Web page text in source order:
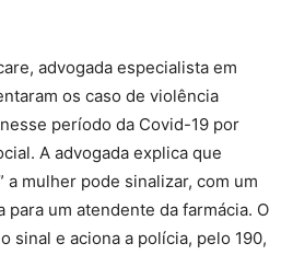
advogada especialista em
os caso de violência
período da Covid-19 por
A advogada explica que
a mulher pode sinalizar, com um
para um atendente da farmácia. O
sinal e aciona a polícia, pelo 190,